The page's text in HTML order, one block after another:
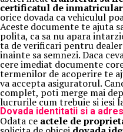
certificatul de
orice dovada ca vehiculul
Aceste documente te ajuta
polita, ca sa nu apara
ta de verificari pentru
inainte sa semnezi. Daca
cere imediat documente
termenilor de acoperire te
va accepta asiguratorul.
complet, poti merge mai
lucrurile cum trebuie si iesi
Dovada identitatii si a
Odata ce actele de